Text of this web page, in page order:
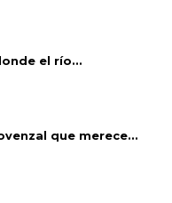
el río...
que merece...